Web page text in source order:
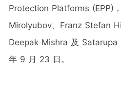
Protection Platforms (EPP)
Mirolyubov、Franz Stefan
Deepak Mishra 及 Satarupa
年 9 月 23 日。